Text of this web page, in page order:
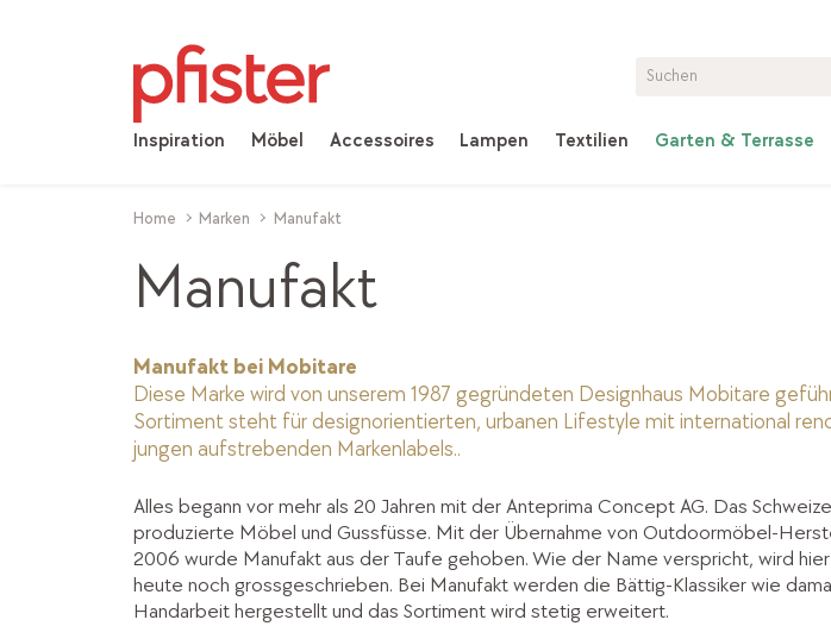
Inspiration Möbel Accessoires Lampen Textilien Garten & Terrasse
Home Marken Manufakt
Manufakt
Manufakt bei Mobitare
Diese Marke wird von unserem 1987 gegründeten Designhaus Mobitare
Sortiment steht für designorientierten, urbanen Lifestyle mit international
jungen aufstrebenden Markenlabels..
Alles begann vor mehr als 20 Jahren mit der Anteprima Concept AG. Das
produzierte Möbel und Gussfüsse. Mit der Übernahme von Outdoormöbel-
2006 wurde Manufakt aus der Taufe gehoben. Wie der Name verspricht, wird
heute noch grossgeschrieben. Bei Manufakt werden die Bättig-Klassiker wie
Handarbeit hergestellt und das Sortiment wird stetig erweitert.